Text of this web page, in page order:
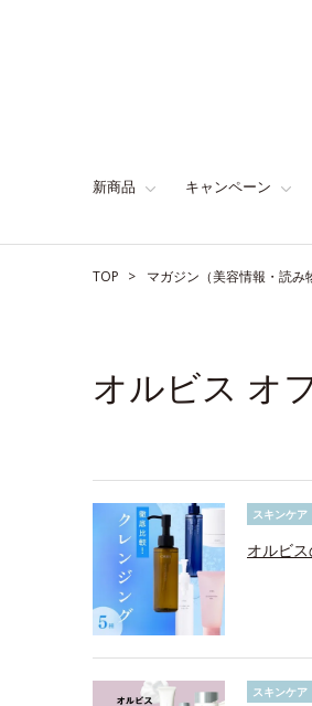
新商品 キャンペーン
TOP マガジン（美容情報・読み
オルビス オ
スキンケア
オルビ
スキンケア